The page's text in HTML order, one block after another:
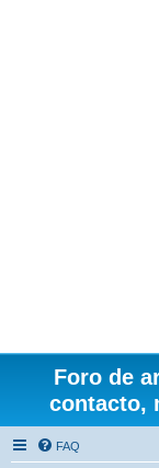
Foro de
contacto,
FAQ